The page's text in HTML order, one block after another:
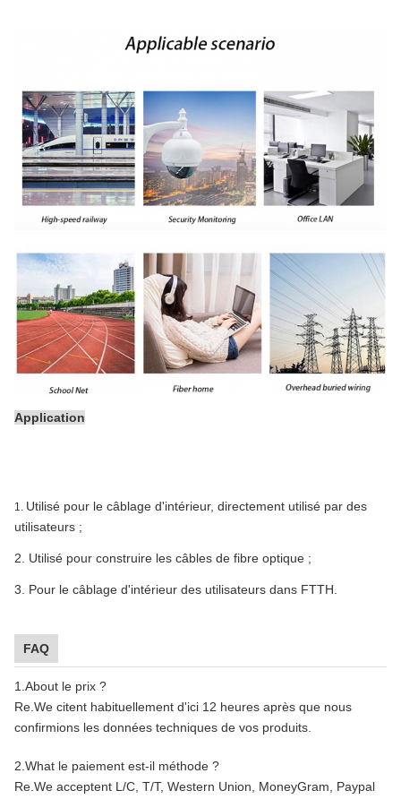
Application
1. Utilisé pour le câblage d'intérieur, directement utilisé par des
utilisateurs ;
2. Utilisé pour construire les câbles de fibre optique ;
3. Pour le câblage d'intérieur des utilisateurs dans FTTH.
FAQ
1.About le prix ?
Re.We citent habituellement d'ici 12 heures après que nous
confirmions les données techniques de vos produits.
2.What le paiement est-il méthode ?
Re.We acceptent L/C, T/T, Western Union, MoneyGram, Paypal